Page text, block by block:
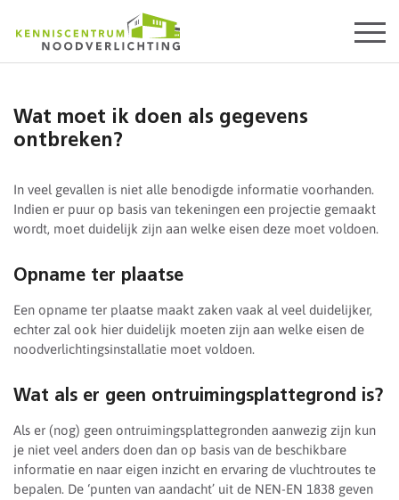
content
Wat moet ik doen als gegevens
ontbreken?
In veel gevallen is niet alle benodigde informatie voorhanden.
Indien er puur op basis van tekeningen een projectie gemaakt
wordt, moet duidelijk zijn aan welke eisen deze moet voldoen.
Opname ter plaatse
Een opname ter plaatse maakt zaken vaak al veel duidelijker,
echter zal ook hier duidelijk moeten zijn aan welke eisen de
noodverlichtingsinstallatie moet voldoen.
Wat als er geen ontruimingsplattegrond is?
Als er (nog) geen ontruimingsplattegronden aanwezig zijn kun
je niet veel anders doen dan op basis van de beschikbare
informatie en naar eigen inzicht en ervaring de vluchtroutes te
bepalen. De ‘punten van aandacht’ uit de NEN-EN 1838 geven